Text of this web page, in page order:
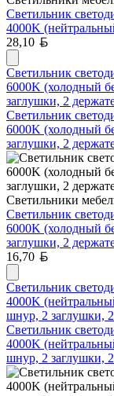
Светильник
4000K
28,10
Светильник
6000K (холодный
заглушки, 2
Светильник
6000K (холодный
заглушки, 2
Светильники
Светильник
6000K (холодный
заглушки, 2
16,70
Светильник
4000K
шнур, 2 заглушки,
Светильник
4000K
шнур, 2 заглушки,